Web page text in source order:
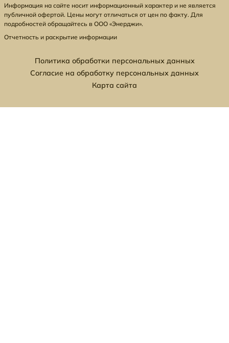
Информация на сайте носит информационный характер и не является
публичной офертой. Цены могут отличаться от цен по факту. Для
подробностей обращайтесь в ООО «Энерджи».
Отчетность и раскрытие информации
Политика обработки персональных данных
Согласие на обработку персональных данных
Карта сайта